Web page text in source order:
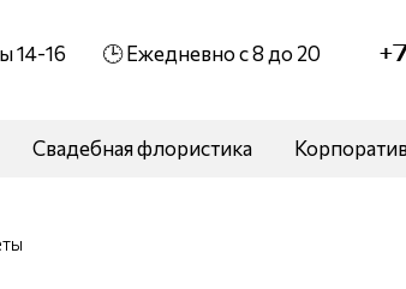
14-16 🕒 Ежедневно с 8 до 20
Свадебная флористика